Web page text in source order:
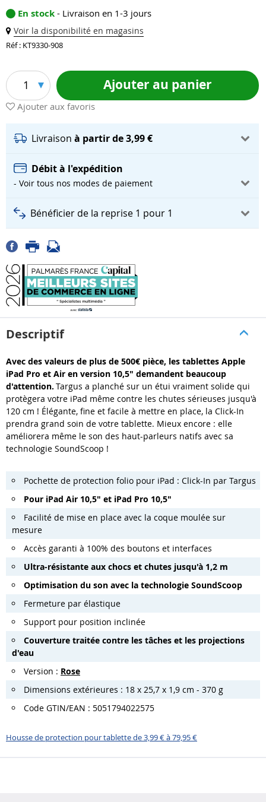
En stock - Livraison en 1-3 jours
Voir la disponibilité en magasins
Réf : KT9330-908
1 Ajouter au panier
Ajouter aux favoris
Livraison à partir de 3,99 €
Débit à l'expédition
- Voir tous nos modes de paiement
Bénéficier de la reprise 1 pour 1
Descriptif
Avec des valeurs de plus de 500€ pièce, les tablettes Apple
iPad Pro et Air en version 10,5" demandent beaucoup
d'attention. Targus a planché sur un étui vraiment solide qui
protègera votre iPad même contre les chutes sérieuses jusqu'à
120 cm ! Élégante, fine et facile à mettre en place, la Click-In
prendra grand soin de votre tablette. Mieux encore : elle
améliorera même le son des haut-parleurs natifs avec sa
technologie SoundScoop !
Pochette de protection folio pour iPad : Click-In par Targus
Pour iPad Air 10,5" et iPad Pro 10,5"
Facilité de mise en place avec la coque moulée sur
mesure
Accès garanti à 100% des boutons et interfaces
Ultra-résistante aux chocs et chutes jusqu'à 1,2 m
Optimisation du son avec la technologie SoundScoop
Fermeture par élastique
Support pour position inclinée
Couverture traitée contre les tâches et les projections
d'eau
Version : Rose
Dimensions extérieures : 18 x 25,7 x 1,9 cm - 370 g
Code GTIN/EAN : 5051794022575
Housse de protection pour tablette de 3,99 € à 79,95 €